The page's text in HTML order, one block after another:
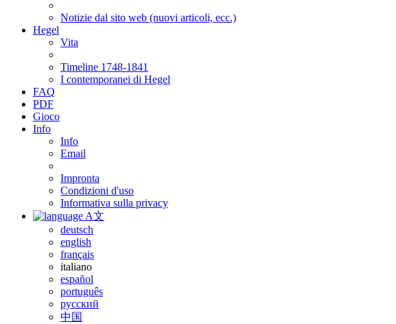
Notizie dal sito web (nuovi articoli, ecc.)
Hegel
Vita
Timeline 1748-1841
I contemporanei di Hegel
FAQ
PDF
Gioco
Info
Info
Email
Impronta
Condizioni d'uso
Informativa sulla privacy
A文
deutsch
english
français
italiano
español
português
русский
中国